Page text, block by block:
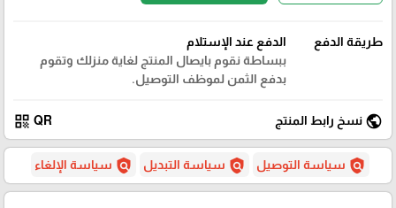
طريقة الدفع
الدفع عند الإستلام
ببساطة نقوم بايصال المنتج لغاية منزلك وتقوم
بدفع الثمن لموظف التوصيل.
public نسخ رابط المنتج QR
qr_code
policy سياسة التوصيل policy سياسة التبديل policy سياسة الإلغاء